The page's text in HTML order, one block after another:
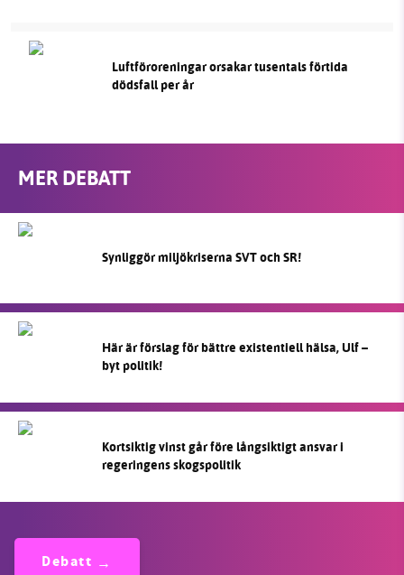
Luftföroreningar orsakar tusentals förtida
dödsfall per år
MER DEBATT
Synliggör miljökriserna SVT och SR!
Här är förslag för bättre existentiell hälsa, Ulf –
byt politik!
Kortsiktig vinst går före långsiktigt ansvar i
regeringens skogspolitik
Debatt